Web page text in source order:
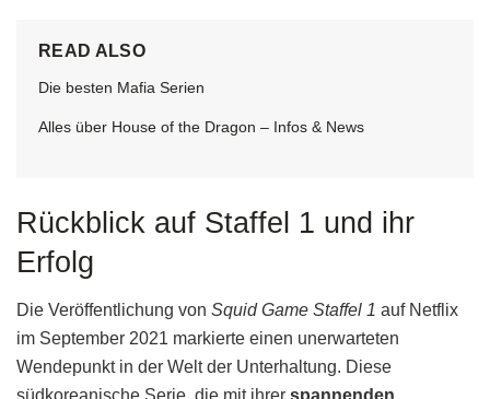
READ ALSO
Die besten Mafia Serien
Alles über House of the Dragon – Infos & News
Rückblick auf Staffel 1 und ihr
Erfolg
Die Veröffentlichung von Squid Game Staffel 1 auf Netflix
im September 2021 markierte einen unerwarteten
Wendepunkt in der Welt der Unterhaltung. Diese